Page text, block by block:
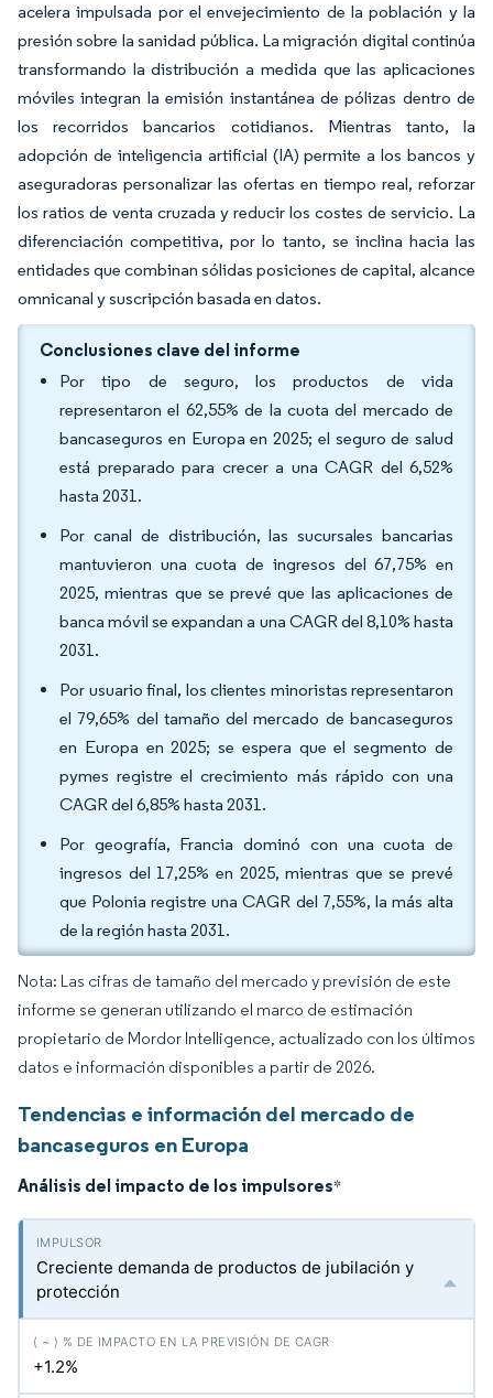
acelera impulsada por el envejecimiento de la población y la
presión sobre la sanidad pública. La migración digital continúa
transformando la distribución a medida que las aplicaciones
móviles integran la emisión instantánea de pólizas dentro de
los recorridos bancarios cotidianos. Mientras tanto, la
adopción de inteligencia artificial (IA) permite a los bancos y
aseguradoras personalizar las ofertas en tiempo real, reforzar
los ratios de venta cruzada y reducir los costes de servicio. La
diferenciación competitiva, por lo tanto, se inclina hacia las
entidades que combinan sólidas posiciones de capital, alcance
omnicanal y suscripción basada en datos.
Conclusiones clave del informe
Por tipo de seguro, los productos de vida
representaron el 62,55% de la cuota del mercado de
bancaseguros en Europa en 2025; el seguro de salud
está preparado para crecer a una CAGR del 6,52%
hasta 2031.
Por canal de distribución, las sucursales bancarias
mantuvieron una cuota de ingresos del 67,75% en
2025, mientras que se prevé que las aplicaciones de
banca móvil se expandan a una CAGR del 8,10% hasta
2031.
Por usuario final, los clientes minoristas representaron
el 79,65% del tamaño del mercado de bancaseguros
en Europa en 2025; se espera que el segmento de
pymes registre el crecimiento más rápido con una
CAGR del 6,85% hasta 2031.
Por geografía, Francia dominó con una cuota de
ingresos del 17,25% en 2025, mientras que se prevé
que Polonia registre una CAGR del 7,55%, la más alta
de la región hasta 2031.
Nota: Las cifras de tamaño del mercado y previsión de este
informe se generan utilizando el marco de estimación
propietario de Mordor Intelligence, actualizado con los últimos
datos e información disponibles a partir de 2026.
Tendencias e información del mercado de
bancaseguros en Europa
Análisis del impacto de los impulsores*
Creciente demanda de productos de jubilación y
protección
+1.2%